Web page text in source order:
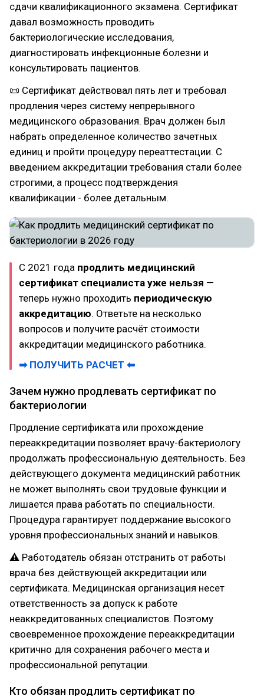
сдачи квалификационного экзамена. Сертификат
давал возможность проводить
бактериологические исследования,
диагностировать инфекционные болезни и
консультировать пациентов.
📜 Сертификат действовал пять лет и требовал
продления через систему непрерывного
медицинского образования. Врач должен был
набрать определенное количество зачетных
единиц и пройти процедуру переаттестации. С
введением аккредитации требования стали более
строгими, а процесс подтверждения
квалификации - более детальным.
С 2021 года продлить медицинский
сертификат специалиста уже нельзя —
теперь нужно проходить периодическую
аккредитацию. Ответьте на несколько
вопросов и получите расчёт стоимости
аккредитации медицинского работника.
➡ ПОЛУЧИТЬ РАСЧЕТ ⬅
Зачем нужно продлевать сертификат по
бактериологии
Продление сертификата или прохождение
переаккредитации позволяет врачу-бактериологу
продолжать профессиональную деятельность. Без
действующего документа медицинский работник
не может выполнять свои трудовые функции и
лишается права работать по специальности.
Процедура гарантирует поддержание высокого
уровня профессиональных знаний и навыков.
⚠ Работодатель обязан отстранить от работы
врача без действующей аккредитации или
сертификата. Медицинская организация несет
ответственность за допуск к работе
неаккредитованных специалистов. Поэтому
своевременное прохождение переаккредитации
критично для сохранения рабочего места и
профессиональной репутации.
Кто обязан продлить сертификат по